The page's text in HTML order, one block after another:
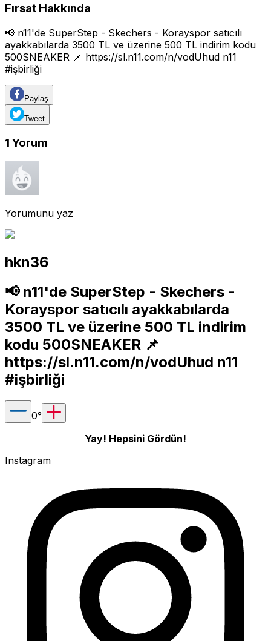
Fırsat Hakkında
📢 n11'de SuperStep - Skechers - Korayspor satıcılı
ayakkabılarda 3500 TL ve üzerine 500 TL indirim kodu
500SNEAKER 📌 https://sl.n11.com/n/vodUhud n11
#işbirliği
Paylaş
Tweet
1 Yorum
Yorumunu yaz
hkn36
📢 n11'de SuperStep - Skechers -
Korayspor satıcılı ayakkabılarda
3500 TL ve üzerine 500 TL indirim
kodu 500SNEAKER 📌
https://sl.n11.com/n/vodUhud n11
#işbirliği
0°
Yay! Hepsini Gördün!
Instagram